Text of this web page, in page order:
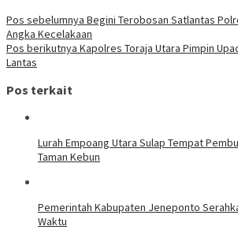
Pos sebelumnya Begini Terobosan Satlantas
Angka Kecelakaan
Pos berikutnya Kapolres Toraja Utara Pimpin
Lantas
Pos terkait
Lurah Empoang Utara Sulap Tempat
Taman Kebun
Pemerintah Kabupaten Jeneponto
Waktu